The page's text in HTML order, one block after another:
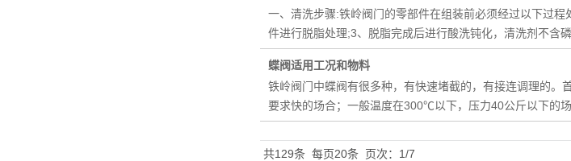
一、清洗步骤:铁岭阀门的零部件在组装前必须经过以下过
件进行脱脂处理;3、脱脂完成后进行酸洗钝化，清洗剂不含
蝶阀适用工况和物料
铁岭阀门中蝶阀有很多种，有快速堵截的，有接连调理的。
要求快的场合；一般温度在300℃以下，压力40公斤以下的
共129条 每页20条 页次：1/7